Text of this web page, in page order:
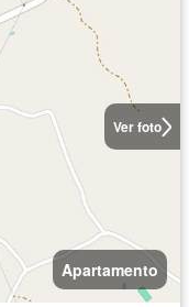
Ver foto
Apartamento